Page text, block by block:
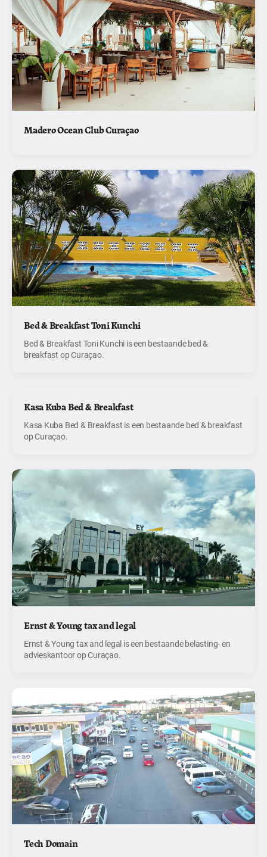
Madero Ocean Club Curaçao
Bed & Breakfast Toni Kunchi
Bed & Breakfast Toni Kunchi is een bestaande bed &
breakfast op Curaçao.
Kasa Kuba Bed & Breakfast
Kasa Kuba Bed & Breakfast is een bestaande bed & breakfast
op Curaçao.
Ernst & Young tax and legal
Ernst & Young tax and legal is een bestaande belasting- en
advieskantoor op Curaçao.
Tech Domain